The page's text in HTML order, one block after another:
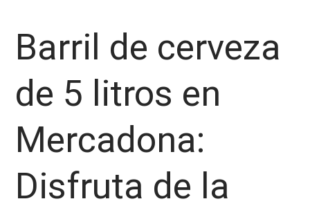
Barril de cerveza
de 5 litros en
Mercadona:
Disfruta de la